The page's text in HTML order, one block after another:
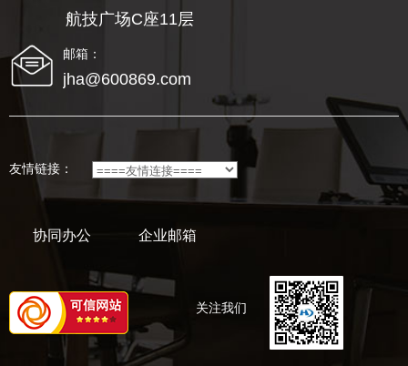
航技广场C座11层
邮箱：
jha@600869.com
友情链接：
协同办公 企业邮箱
关注我们